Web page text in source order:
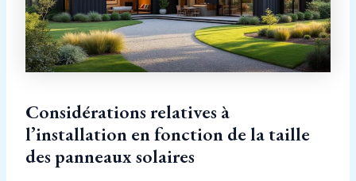
Considérations relatives à
l’installation en fonction de la taille
des panneaux solaires